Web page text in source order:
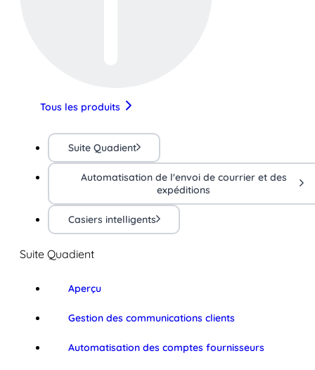
Tous les produits
Suite Quadient
Automatisation de l'envoi de courrier et des
expéditions
Casiers intelligents
Suite Quadient
Aperçu
Gestion des communications clients
Automatisation des comptes fournisseurs